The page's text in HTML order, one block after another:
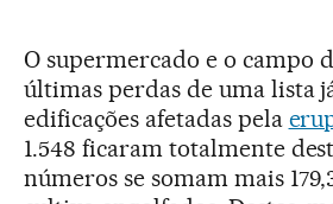
O supermercado e o campo
últimas perdas de uma lista
edificações afetadas pela
1.548 ficaram totalmente
números se somam mais